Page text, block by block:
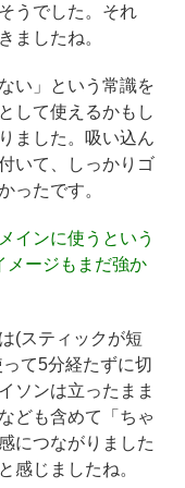
うでした。それ
ましたね。
い」という常識を
して使えるかもし
ました。吸い込ん
いて、しっかりゴ
ったです。
インに使うという
メージもまだ強か
(スティックが短
て5分経たずに切
ソンは立ったまま
ども含めて「ちゃ
につながりました
感じましたね。